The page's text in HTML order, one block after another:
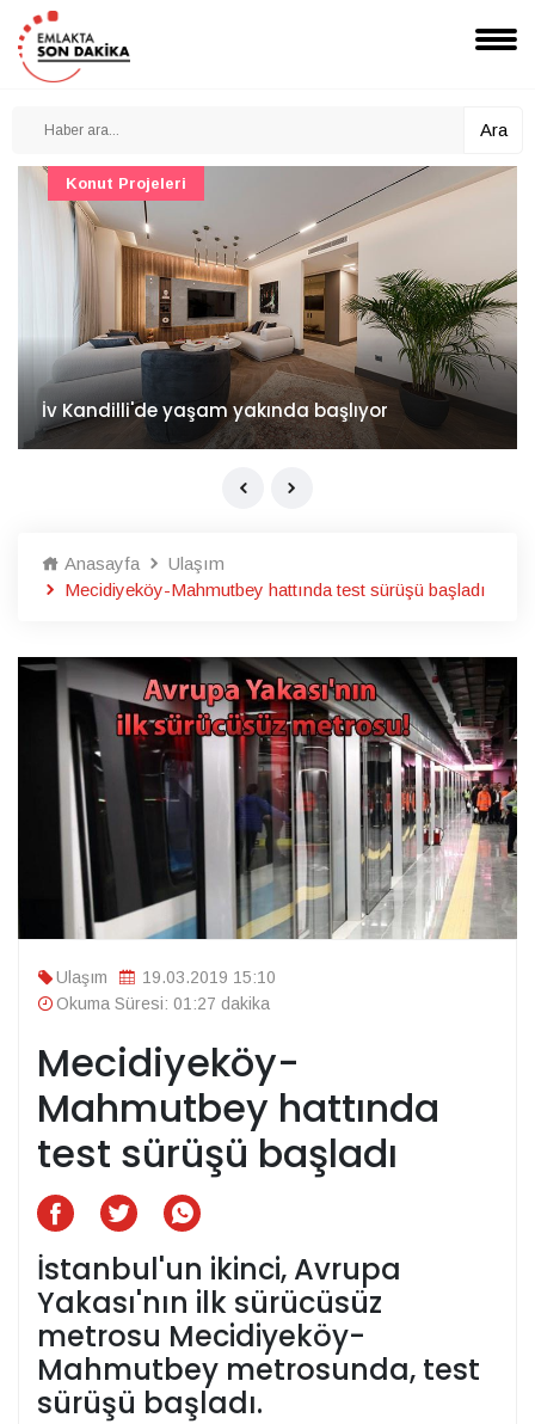
Ara
İv Kandilli'de yaşam yakında başlıyor
Konut Projeleri
Anasayfa
Ulaşım
Mecidiyeköy-Mahmutbey hattında test sürüşü başladı
Ulaşım
19.03.2019 15:10
Okuma Süresi: 01:27 dakika
Mecidiyeköy-
Mahmutbey hattında
test sürüşü başladı
İstanbul'un ikinci, Avrupa
Yakası'nın ilk sürücüsüz
metrosu Mecidiyeköy-
Mahmutbey metrosunda, test
sürüşü başladı.